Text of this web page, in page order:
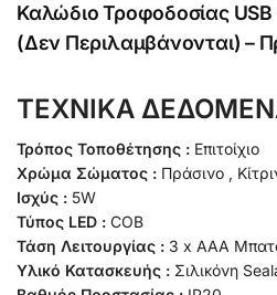
Καλώδιο Τροφοδοσίας
(Δεν Περιλαμβάνονται) –
ΤΕΧΝΙΚΑ
Τρόπος Τοποθέτησης : Επιτοίχιο
Χρώμα Σώματος : Πράσινο ,
Ισχύς : 5W
Τύπος LED : COB
Τάση Λειτουργίας : 3 x ΑΑA
Υλικό Κατασκευής : Σιλικόνη